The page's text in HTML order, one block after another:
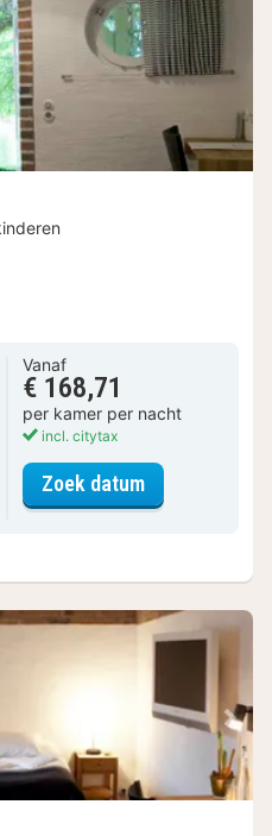
Vanaf
€ 168,71
per kamer per nacht
incl. citytax
Zoek datumvoor